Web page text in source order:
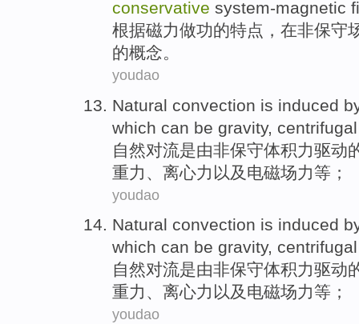
conservative system-magnetic
根据磁力做功的特点 ， 在非保守
的概念。
youdao
Natural convection is induced
which can be gravity, centrifugal
自然对流是由非保守体积力驱动
重力
离心力 以及 电磁场力等；
youdao
Natural convection is induced
which can be gravity, centrifugal
自然对流是由非保守体积力驱动
重力 、 离心力 以及 电磁场力等；
youdao